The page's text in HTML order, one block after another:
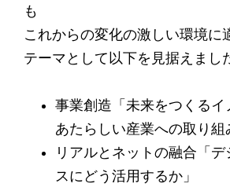
も
これからの変化の激しい環境に
テーマとして以下を見据えまし
事業創造「未来をつくるイ
あたらしい産業への取り組
リアルとネットの融合「
スにどう活用するか」